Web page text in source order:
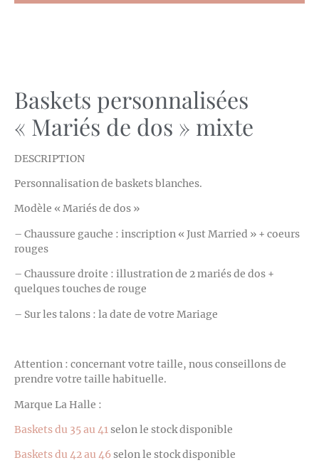
Baskets personnalisées
« Mariés de dos » mixte
DESCRIPTION
Personnalisation de baskets blanches.
Modèle « Mariés de dos »
– Chaussure gauche : inscription « Just Married » + coeurs
rouges
– Chaussure droite : illustration de 2 mariés de dos +
quelques touches de rouge
– Sur les talons : la date de votre Mariage
Attention : concernant votre taille, nous conseillons de
prendre votre taille habituelle.
Marque La Halle :
Baskets du 35 au 41selon le stock disponible
Baskets du 42 au 46selon le stock disponible